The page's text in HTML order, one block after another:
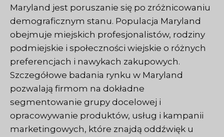
Maryland jest poruszanie się po zróżnicowaniu
demograficznym stanu. Populacja Maryland
obejmuje miejskich profesjonalistów, rodziny
podmiejskie i społeczności wiejskie o różnych
preferencjach i nawykach zakupowych.
Szczegółowe badania rynku w Maryland
pozwalają firmom na dokładne
segmentowanie grupy docelowej i
opracowywanie produktów, usług i kampanii
marketingowych, które znajdą oddźwięk u